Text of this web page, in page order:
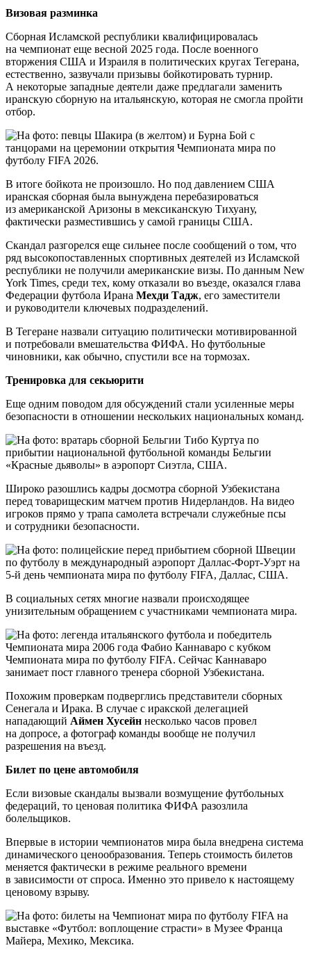
Визовая разминка
Сборная Исламской республики квалифицировалась
на чемпионат еще весной 2025 года. После военного
вторжения США и Израиля в политических кругах Тегерана,
естественно, зазвучали призывы бойкотировать турнир.
А некоторые западные деятели даже предлагали заменить
иранскую сборную на итальянскую, которая не смогла пройти
отбор.
В итоге бойкота не произошло. Но под давлением США
иранская сборная была вынуждена перебазироваться
из американской Аризоны в мексиканскую Тихуану,
фактически разместившись у самой границы США.
Скандал разгорелся еще сильнее после сообщений о том, что
ряд высокопоставленных спортивных деятелей из Исламской
республики не получили американские визы. По данным New
York Times, среди тех, кому отказали во въезде, оказался глава
Федерации футбола Ирана Мехди Тадж, его заместители
и руководители ключевых подразделений.
В Тегеране назвали ситуацию политически мотивированной
и потребовали вмешательства ФИФА. Но футбольные
чиновники, как обычно, спустили все на тормозах.
Тренировка для секьюрити
Еще одним поводом для обсуждений стали усиленные меры
безопасности в отношении нескольких национальных команд.
Широко разошлись кадры досмотра сборной Узбекистана
перед товарищеским матчем против Нидерландов. На видео
игроков прямо у трапа самолета встречали служебные псы
и сотрудники безопасности.
В социальных сетях многие назвали происходящее
унизительным обращением с участниками чемпионата мира.
Похожим проверкам подверглись представители сборных
Сенегала и Ирака. В случае с иракской делегацией
нападающий Аймен Хусейн несколько часов провел
на допросе, а фотограф команды вообще не получил
разрешения на въезд.
Билет по цене автомобиля
Если визовые скандалы вызвали возмущение футбольных
федераций, то ценовая политика ФИФА разозлила
болельщиков.
Впервые в истории чемпионатов мира была внедрена система
динамического ценообразования. Теперь стоимость билетов
меняется фактически в режиме реального времени
в зависимости от спроса. Именно это привело к настоящему
ценовому взрыву.